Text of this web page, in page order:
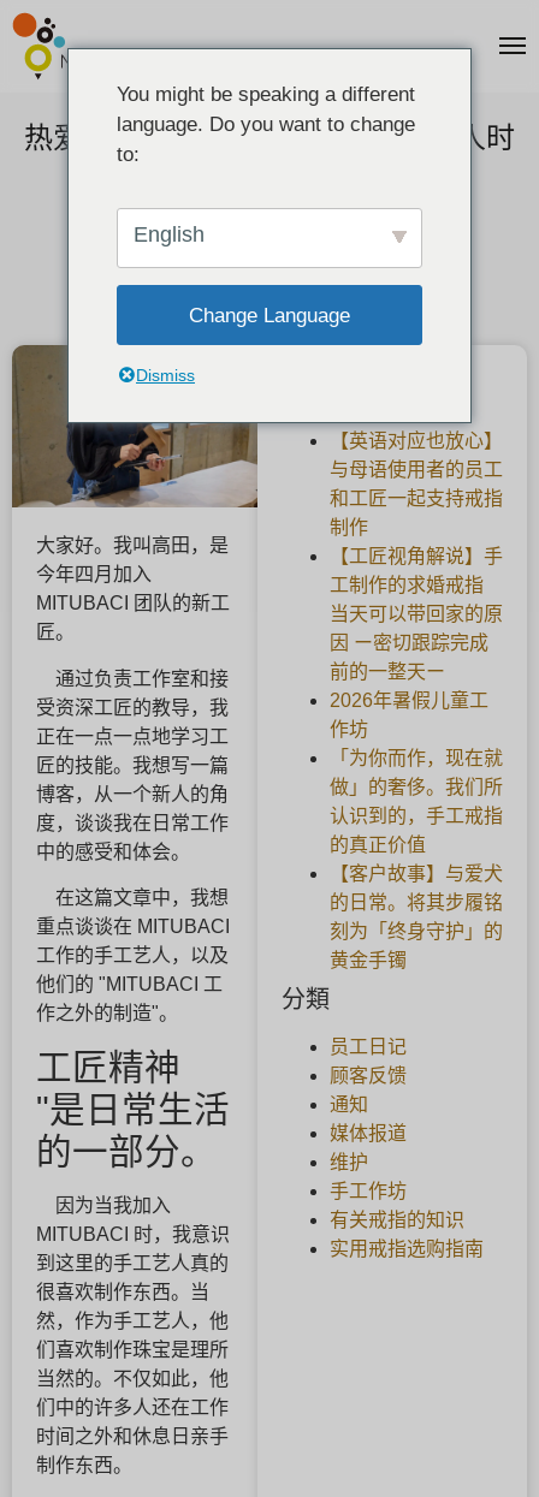
热爱制作的工匠：他们如何打发私人时
大家好。我叫高田，是
今年四月加入
MITUBACI 团队的新工
匠。
通过负责工作室和接
受资深工匠的教导，我
正在一点一点地学习工
匠的技能。我想写一篇
博客，从一个新人的角
度，谈谈我在日常工作
中的感受和体会。
在这篇文章中，我想
重点谈谈在 MITUBACI
工作的手工艺人，以及
他们的 "MITUBACI 工
作之外的制造"。
工匠精神
"是日常生活
的一部分。
因为当我加入
MITUBACI 时，我意识
到这里的手工艺人真的
很喜欢制作东西。当
然，作为手工艺人，他
们喜欢制作珠宝是理所
当然的。不仅如此，他
们中的许多人还在工作
时间之外和休息日亲手
制作东西。
【英语对应也放心】
与母语使用者的员工
和工匠一起支持戒指
制作
【工匠视角解说】手
工制作的求婚戒指
当天可以带回家的原
因 ー密切跟踪完成
前的一整天ー
2026年暑假儿童工
作坊
「为你而作，现在就
做」的奢侈。我们所
认识到的，手工戒指
的真正价值
【客户故事】与爱犬
的日常。将其步履铭
刻为「终身守护」的
黄金手镯
分類
员工日记
顾客反馈
通知
媒体报道
维护
手工作坊
有关戒指的知识
实用戒指选购指南
You might be speaking a different
language. Do you want to change
to:
English
Change Language
Dismiss